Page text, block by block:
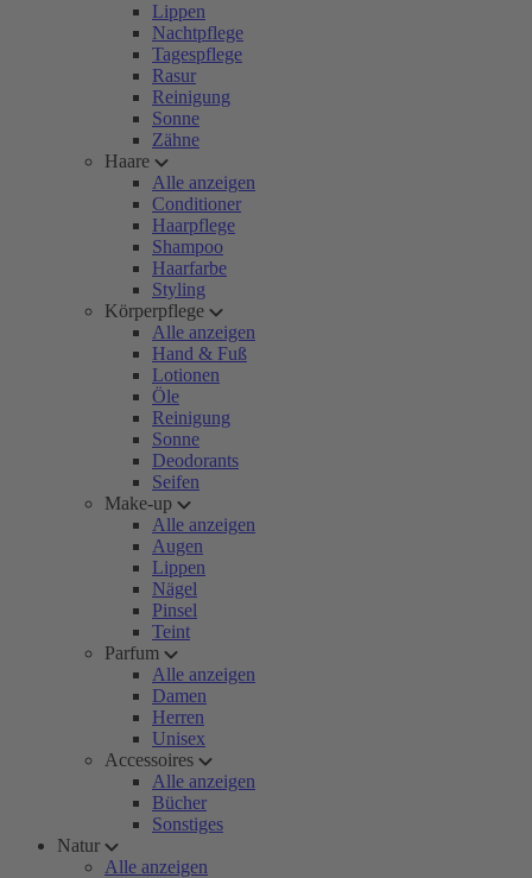
Lippen
Nachtpflege
Tagespflege
Rasur
Reinigung
Sonne
Zähne
Haare
Alle anzeigen
Conditioner
Haarpflege
Shampoo
Haarfarbe
Styling
Körperpflege
Alle anzeigen
Hand & Fuß
Lotionen
Öle
Reinigung
Sonne
Deodorants
Seifen
Make-up
Alle anzeigen
Augen
Lippen
Nägel
Pinsel
Teint
Parfum
Alle anzeigen
Damen
Herren
Unisex
Accessoires
Alle anzeigen
Bücher
Sonstiges
Natur
Alle anzeigen